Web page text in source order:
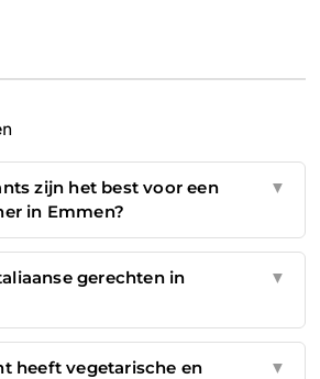
zijn het best voor een
in Emmen?
▼
gerechten in
▼
heeft vegetarische en
▼